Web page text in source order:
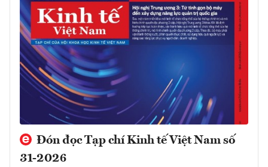
Đón đọc Tạp chí Kinh tế Việt Nam số
31-2026